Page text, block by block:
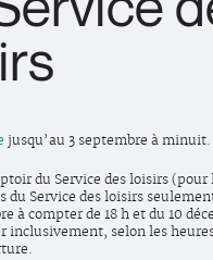
jusqu’au 3 septembre à minuit.
du Service des loisirs (pour
du Service des loisirs
à compter de 18 h et du 10
inclusivement, selon les